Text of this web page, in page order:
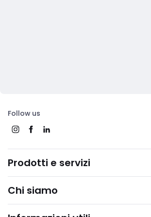
Follow us
Prodotti e servizi
Chi siamo